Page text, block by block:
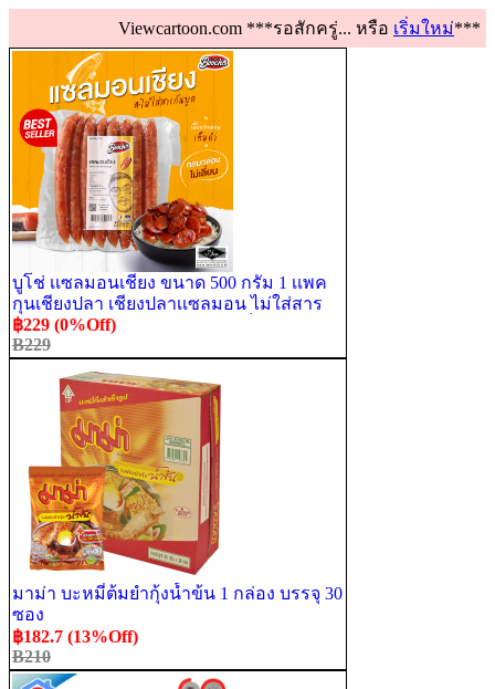
Viewcartoon.com ***รอสักครู่... หรือ เริ่มใหม่***
บูโช่ เเซลมอนเชียง ขนาด 500 กรัม 1 เเพค
กุนเชียงปลา เชียงปลาเเซลมอน ไม่ใส่สาร
กันบูด สินค้าฮาลาล มุสลิมทำ เก็บได้นาน 6
เดือน [ส่งฟรี]
฿229 (0%Off)
B229
มาม่า บะหมี่ต้มยำกุ้งน้ำข้น 1 กล่อง บรรจุ 30
ซอง
฿182.7 (13%Off)
B210